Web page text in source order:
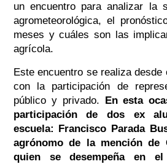
un encuentro para analizar la
agrometeorológica, el
meses y cuáles son las
agrícola.
Este encuentro se realiza
con la participación de
público y privado.
En esta
participación de dos ex
escuela: Francisco Parada
agrónomo de la mención de
quien se desempeña en el